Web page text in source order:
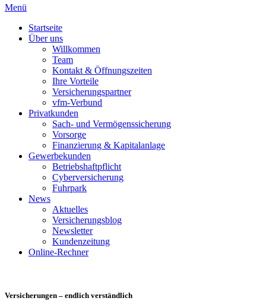
Menü
Startseite
Über uns
Willkommen
Team
Kontakt & Öffnungszeiten
Ihre Vorteile
Versicherungspartner
vfm-Verbund
Privatkunden
Sach- und Vermögenssicherung
Vorsorge
Finanzierung & Kapitalanlage
Gewerbekunden
Betriebshaftpflicht
Cyberversicherung
Fuhrpark
News
Aktuelles
Versicherungsblog
Newsletter
Kundenzeitung
Online-Rechner
Versicherungen – endlich verständlich